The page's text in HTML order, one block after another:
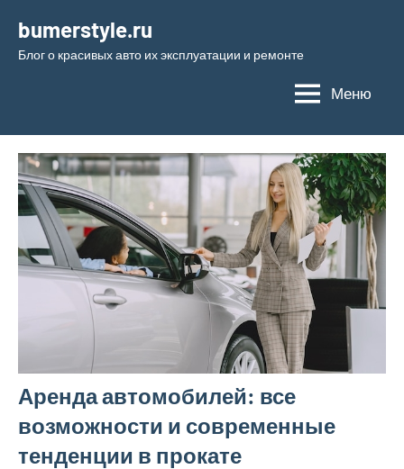
содержимому
bumerstyle.ru
Блог о красивых авто их эксплуатации и ремонте
Меню
Аренда автомобилей: все
возможности и современные
тенденции в прокате